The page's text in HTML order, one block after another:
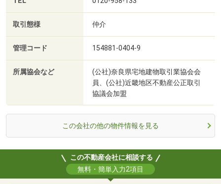
取引態様 仲介
管理コード 154881-0404-9
所属協会など
(公社)奈良県宅地建物取引業協会会
員、(公社)近畿地区不動産公正取引
協議会加盟
この会社の他の物件情報を見る
この不動産会社に相談する
無料・簡単入力2項目